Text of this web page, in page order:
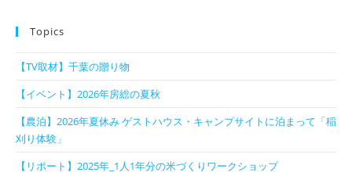
Topics
【TV取材】千葉の贈り物
【イベント】2026年房総の夏秋
【農泊】2026年夏休み ゲストハウス・キャンプサイトに泊まって「稲
刈り体験」
【リポート】2025年_1人1年分の米づくりワークショップ